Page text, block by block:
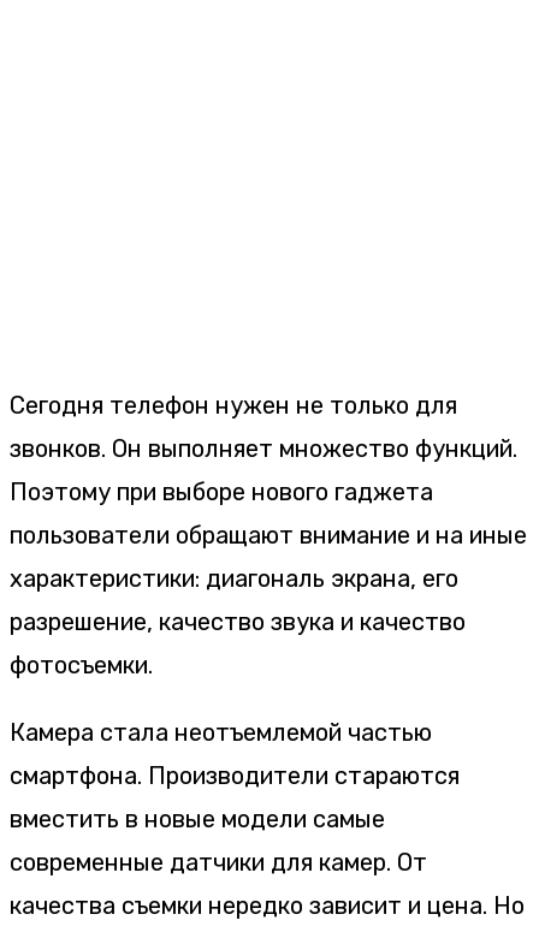
Сегодня телефон нужен не только для
звонков. Он выполняет множество функций.
Поэтому при выборе нового гаджета
пользователи обращают внимание и на иные
характеристики: диагональ экрана, его
разрешение, качество звука и качество
фотосъемки.
Камера стала неотъемлемой частью
смартфона. Производители стараются
вместить в новые модели самые
современные датчики для камер. От
качества съемки нередко зависит и цена. Но